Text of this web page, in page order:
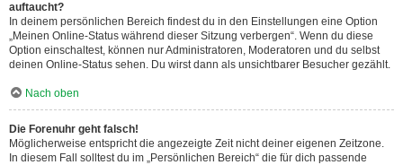
auftaucht?
In deinem persönlichen Bereich findest du in den Einstellungen eine Option
„Meinen Online-Status während dieser Sitzung verbergen“. Wenn du diese
Option einschaltest, können nur Administratoren, Moderatoren und du selbst
deinen Online-Status sehen. Du wirst dann als unsichtbarer Besucher gezählt.
Nach oben
Die Forenuhr geht falsch!
Möglicherweise entspricht die angezeigte Zeit nicht deiner eigenen Zeitzone.
In diesem Fall solltest du im „Persönlichen Bereich“ die für dich passende